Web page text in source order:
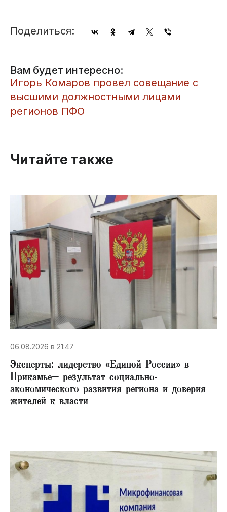
Поделиться:
Вам будет интересно:
Игорь Комаров провел совещание с
высшими должностными лицами
регионов ПФО
Читайте также
06.08.2026 в 21:47
Эксперты: лидерство «Единой России» в
Прикамье– результат социально-
экономического развития региона и доверия
жителей к власти